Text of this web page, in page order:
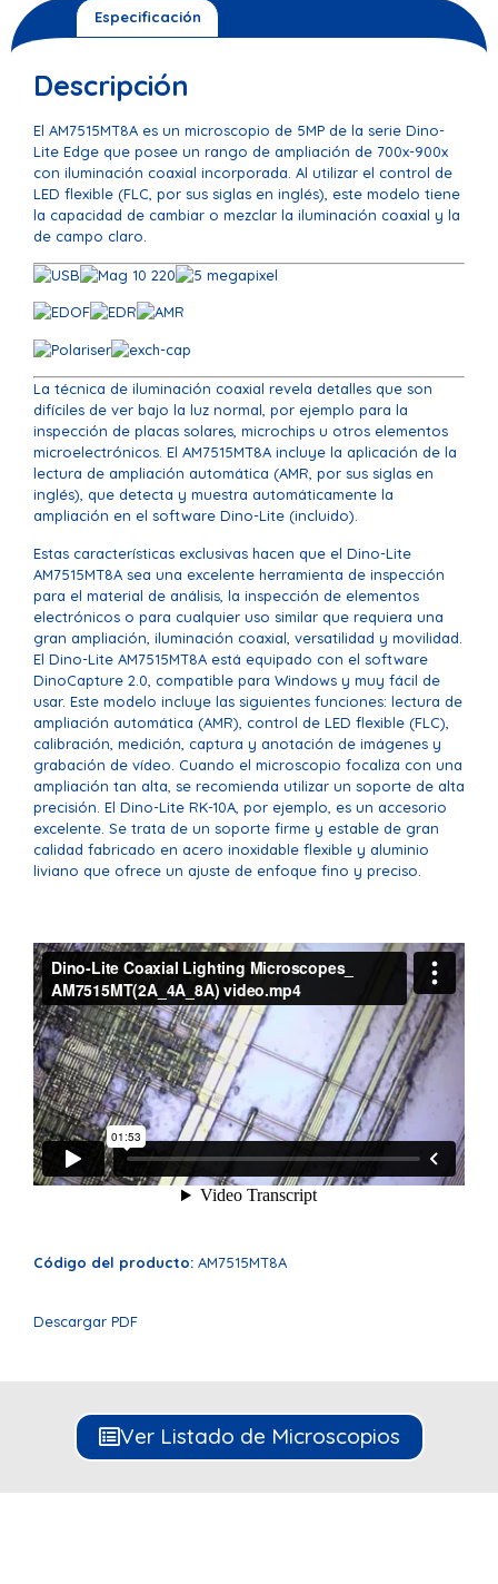
Especificación
Descripción
El AM7515MT8A es un microscopio de 5MP de la serie Dino-
Lite Edge que posee un rango de ampliación de 700x-900x
con iluminación coaxial incorporada. Al utilizar el control de
LED flexible (FLC, por sus siglas en inglés), este modelo tiene
la capacidad de cambiar o mezclar la iluminación coaxial y la
de campo claro.
La técnica de iluminación coaxial revela detalles que son
difíciles de ver bajo la luz normal, por ejemplo para la
inspección de placas solares, microchips u otros elementos
microelectrónicos. El AM7515MT8A incluye la aplicación de la
lectura de ampliación automática (AMR, por sus siglas en
inglés), que detecta y muestra automáticamente la
ampliación en el software Dino-Lite (incluido).
Estas características exclusivas hacen que el Dino-Lite
AM7515MT8A sea una excelente herramienta de inspección
para el material de análisis, la inspección de elementos
electrónicos o para cualquier uso similar que requiera una
gran ampliación, iluminación coaxial, versatilidad y movilidad.
El Dino-Lite AM7515MT8A está equipado con el software
DinoCapture 2.0, compatible para Windows y muy fácil de
usar. Este modelo incluye las siguientes funciones: lectura de
ampliación automática (AMR), control de LED flexible (FLC),
calibración, medición, captura y anotación de imágenes y
grabación de vídeo. Cuando el microscopio focaliza con una
ampliación tan alta, se recomienda utilizar un soporte de alta
precisión. El Dino-Lite RK-10A, por ejemplo, es un accesorio
excelente. Se trata de un soporte firme y estable de gran
calidad fabricado en acero inoxidable flexible y aluminio
liviano que ofrece un ajuste de enfoque fino y preciso.
Código del producto: AM7515MT8A
Descargar PDF
Ver Listado de Microscopios